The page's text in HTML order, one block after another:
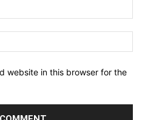
website in this browser for the